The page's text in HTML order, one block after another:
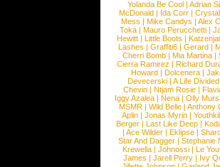
Yolanda Be Cool| Adrian
McDonald| Ida Corr|
Mess | Mike Candys | Alex
Toka | Mauro Perucchetti |
Hewitt| Little Boots |
Lashes | Graffiti6| Gerard|
Cherri Bomb | Mia Martina |
Cierra Ramirez | Richard
Howard| Dolcenera|
Devecerski| A Life Divided
Chevin| Ntjam Rosie|
Iggy Azalea | Nena | Olly Murs
MSMR| Wild Belle| Anthony
Aplin | Jonas Myrin |
Berger| Last Like Deep|
| Ace Wilder| Eklipse|
Star And Dagger | Stephanie
Krewella | Johnossi | Le
James | Jarell Perry | Ivy